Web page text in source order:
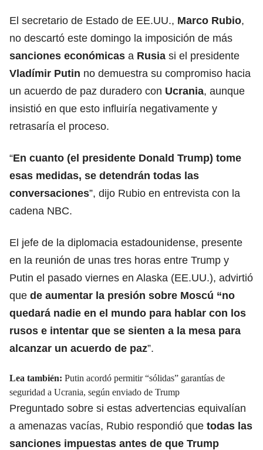
El secretario de Estado de EE.UU., Marco Rubio,
no descartó este domingo la imposición de más
sanciones económicas a Rusia si el presidente
Vladímir Putin no demuestra su compromiso hacia
un acuerdo de paz duradero con Ucrania, aunque
insistió en que esto influiría negativamente y
retrasaría el proceso.
“En cuanto (el presidente Donald Trump) tome
esas medidas, se detendrán todas las
conversaciones”, dijo Rubio en entrevista con la
cadena NBC.
El jefe de la diplomacia estadounidense, presente
en la reunión de unas tres horas entre Trump y
Putin el pasado viernes en Alaska (EE.UU.), advirtió
que de aumentar la presión sobre Moscú “no
quedará nadie en el mundo para hablar con los
rusos e intentar que se sienten a la mesa para
alcanzar un acuerdo de paz”.
Lea también: Putin acordó permitir “sólidas” garantías de
seguridad a Ucrania, según enviado de Trump
Preguntado sobre si estas advertencias equivalían
a amenazas vacías, Rubio respondió que todas las
sanciones impuestas antes de que Trump